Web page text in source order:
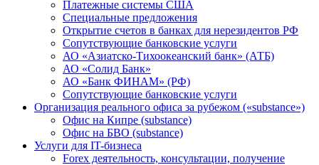
Платежные системы США
Специальные предложения
Открытие счетов в банках для нерезидентов РФ
Сопутствующие банковские услуги
АО «Азиатско-Тихоокеанский банк» (АТБ)
АО «Солид Банк»
АО «Банк ФИНАМ» (РФ)
Сопутствующие банковские услуги
Организация реального офиса за рубежом («substance»)
Офис на Кипре (substance)
Офис на БВО (substance)
Услуги для IT-бизнеса
Forex деятельность, консультации, получение